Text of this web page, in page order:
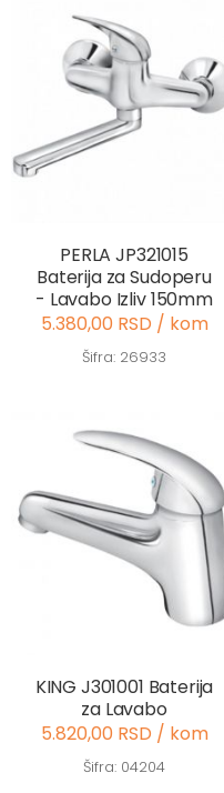
PERLA JP321015
Baterija za Sudoperu
- Lavabo Izliv 150mm
5.380,00 RSD / kom
Šifra: 26933
KING J301001 Baterija
za Lavabo
5.820,00 RSD / kom
Šifra: 04204